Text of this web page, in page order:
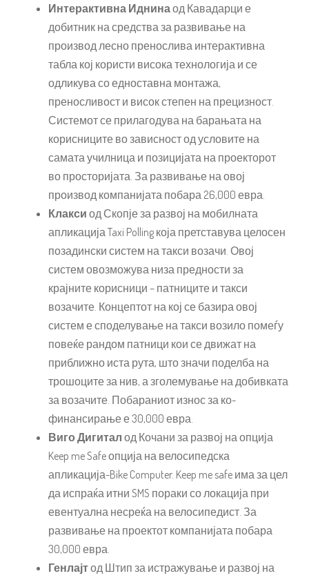
Интерактивна Иднинаод Кавадарци е
добитник на средства за развивање на
производ лесно пренослива интерактивна
табла кој користи висока технологија и се
одликува со едноставна монтажа,
преносливост и висок степен на прецизност.
Системот се прилагодува на барањата на
корисниците во зависност од условите на
самата училница и позицијата на проекторот
во просторијата. За развивање на овој
производ компанијата побара 26,000 евра.
Клакси од Скопје за развој на мобилната
апликација Taxi Polling која претставува целосен
позадински систем на такси возачи. Овој
систем овозможува низа предности за
крајните корисници – патниците и такси
возачите. Концептот на кој се базира овој
систем е споделување на такси возило помеѓу
повеќе рандом патници кои се движат на
приближно иста рута, што значи поделба на
трошоците за нив, а зголемување на добивката
за возачите. Побараниот износ за ко-
финансирање е 30,000 евра.
Виго Дигитал од Кочани за развој на опција
Keep me Safe опција на велосипедска
апликација-Bike Computer. Keep me safe има за цел
да испраќа итни SMS пораки со локација при
евентуална несреќа на велосипедист. За
развивање на проектот компанијата побара
30,000 евра.
Генлајтод Штип за истражување и развој на